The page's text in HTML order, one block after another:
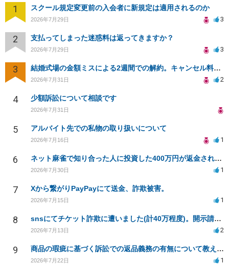
1 スクール規定変更前の入会者に新規定は適用されるのか
2026年7月29日 3
2 支払ってしまった迷惑料は返ってきますか？
2026年7月29日 3
3 結婚式場の金額ミスによる2週間での解約。キャンセル料10万円の免除は可能か。
2026年7月31日 2
4 少額訴訟について相談です
2026年7月31日
5 アルバイト先での私物の取り扱いについて
2026年7月16日 1
6 ネット麻雀で知り合った人に投資した400万円が返金されない
2026年7月30日 1
7 Xから繋がりPayPayにて送金、詐欺被害。
2026年7月15日 1
8 snsにてチケット詐欺に遭いました(計40万程度)。開示請求や今後の対応について質問したいです。
2026年7月13日 2
9 商品の瑕疵に基づく訴訟での返品義務の有無について教えてください
2026年7月22日 1